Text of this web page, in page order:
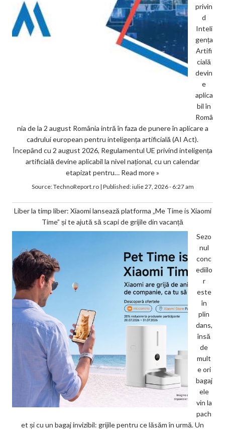
privin
d
Inteli
gența
Artifi
cială
devin
e
aplica
bil în
Româ
nia de la 2 august România intră în faza de punere în aplicare a
cadrului european pentru inteligența artificială (AI Act).
Începând cu 2 august 2026, Regulamentul UE privind inteligența
artificială devine aplicabil la nivel național, cu un calendar
etapizat pentru… Read more »
Source:TechnoReport.ro| Published:iulie 27, 2026 - 6:27 am
Liber la timp liber: Xiaomi lansează platforma „Me Time is Xiaomi
Time” și te ajută să scapi de grijile din vacanță
Sezo
nul
conc
ediilo
r
este
în
plin
dans,
însă
de
mult
e ori
bagaj
ele
vin la
pach
et și cu un bagaj invizibil: grijile pentru ce lăsăm în urmă. Un